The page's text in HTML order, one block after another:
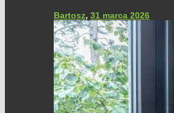
Bartosz, 31 marca 2026